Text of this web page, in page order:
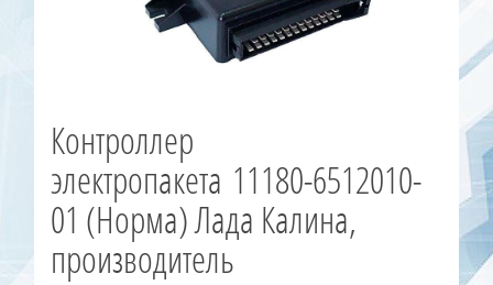
Контроллер
электропакета 11180-6512010-
01 (Норма) Лада Калина,
производитель